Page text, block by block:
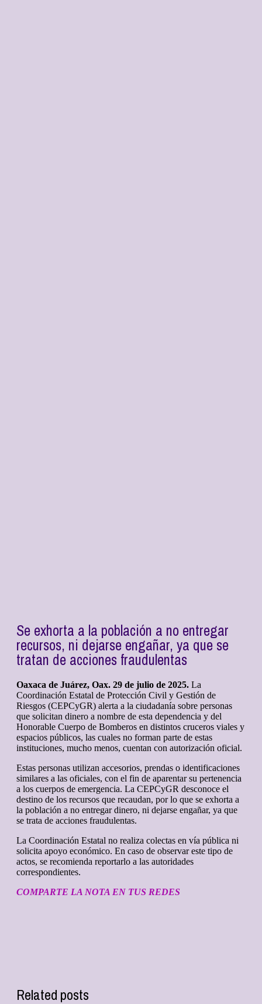
Se exhorta a la población a no entregar
recursos, ni dejarse engañar, ya que se
tratan de acciones fraudulentas
Oaxaca de Juárez, Oax. 29 de julio de 2025. La
Coordinación Estatal de Protección Civil y Gestión de
Riesgos (CEPCyGR) alerta a la ciudadanía sobre personas
que solicitan dinero a nombre de esta dependencia y del
Honorable Cuerpo de Bomberos en distintos cruceros viales y
espacios públicos, las cuales no forman parte de estas
instituciones, mucho menos, cuentan con autorización oficial.
Estas personas utilizan accesorios, prendas o identificaciones
similares a las oficiales, con el fin de aparentar su pertenencia
a los cuerpos de emergencia. La CEPCyGR desconoce el
destino de los recursos que recaudan, por lo que se exhorta a
la población a no entregar dinero, ni dejarse engañar, ya que
se trata de acciones fraudulentas.
La Coordinación Estatal no realiza colectas en vía pública ni
solicita apoyo económico. En caso de observar este tipo de
actos, se recomienda reportarlo a las autoridades
correspondientes.
COMPARTE LA NOTA EN TUS REDES
Related posts